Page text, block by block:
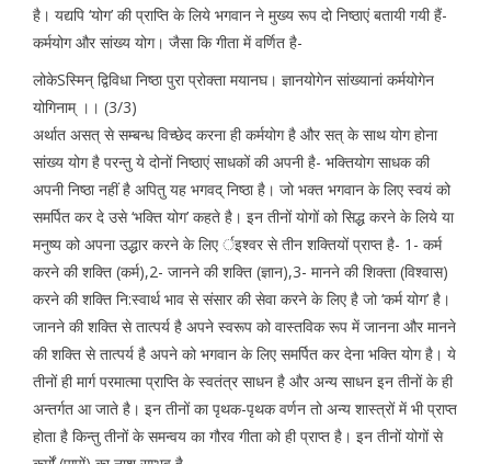
है। यद्यपि ‘योग’ की प्राप्ति के लिये भगवान ने मुख्य रूप दो निष्ठाएं बतायी गयी हैं-
कर्मयोग और सांख्य योग। जैसा कि गीता में वर्णित है-
लोकेSस्मिन् द्विविधा निष्ठा पुरा प्रोक्ता मयानघ। ज्ञानयोगेन सांख्यानां कर्मयोगेन
योगिनाम् ।। (3/3)
अर्थात असत् से सम्बन्ध विच्छेद करना ही कर्मयोग है और सत् के साथ योग होना
सांख्य योग है परन्तु ये दोनों निष्ठाएं साधकों की अपनी है- भक्तियोग साधक की
अपनी निष्ठा नहीं है अपितु यह भगवद् निष्ठा है। जो भक्त भगवान के लिए स्वयं को
समर्पित कर दे उसे ‘भक्ति योग’ कहते है। इन तीनों योगों को सिद्ध करने के लिये या
मनुष्य को अपना उद्धार करने के लिए र्इश्वर से तीन शक्तियों प्राप्त है- 1- कर्म
करने की शक्ति (कर्म),2- जानने की शक्ति (ज्ञान),3- मानने की शिक्ता (विश्वास)
करने की शक्ति नि:स्वार्थ भाव से संसार की सेवा करने के लिए है जो ‘कर्म योग’ है।
जानने की शक्ति से तात्पर्य है अपने स्वरूप को वास्तविक रूप में जानना और मानने
की शक्ति से तात्पर्य है अपने को भगवान के लिए समर्पित कर देना भक्ति योग है। ये
तीनों ही मार्ग परमात्मा प्राप्ति के स्वतंत्र साधन है और अन्य साधन इन तीनों के ही
अन्तर्गत आ जाते है। इन तीनों का पृथक-पृथक वर्णन तो अन्य शास्त्रों में भी प्राप्त
होता है किन्तु तीनों के समन्वय का गौरव गीता को ही प्राप्त है। इन तीनों योगों से